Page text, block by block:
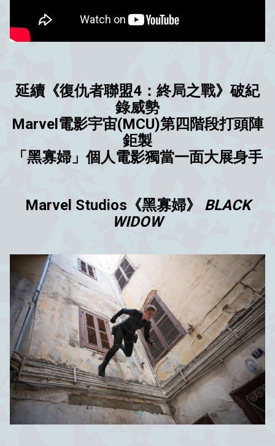
延續《復仇者聯盟4：終局之戰》破紀
錄威勢
Marvel電影宇宙(MCU)第四階段打頭陣
鉅製
「黑寡婦」個人電影獨當一面大展身手
Marvel Studios《黑寡婦》 BLACK
WIDOW